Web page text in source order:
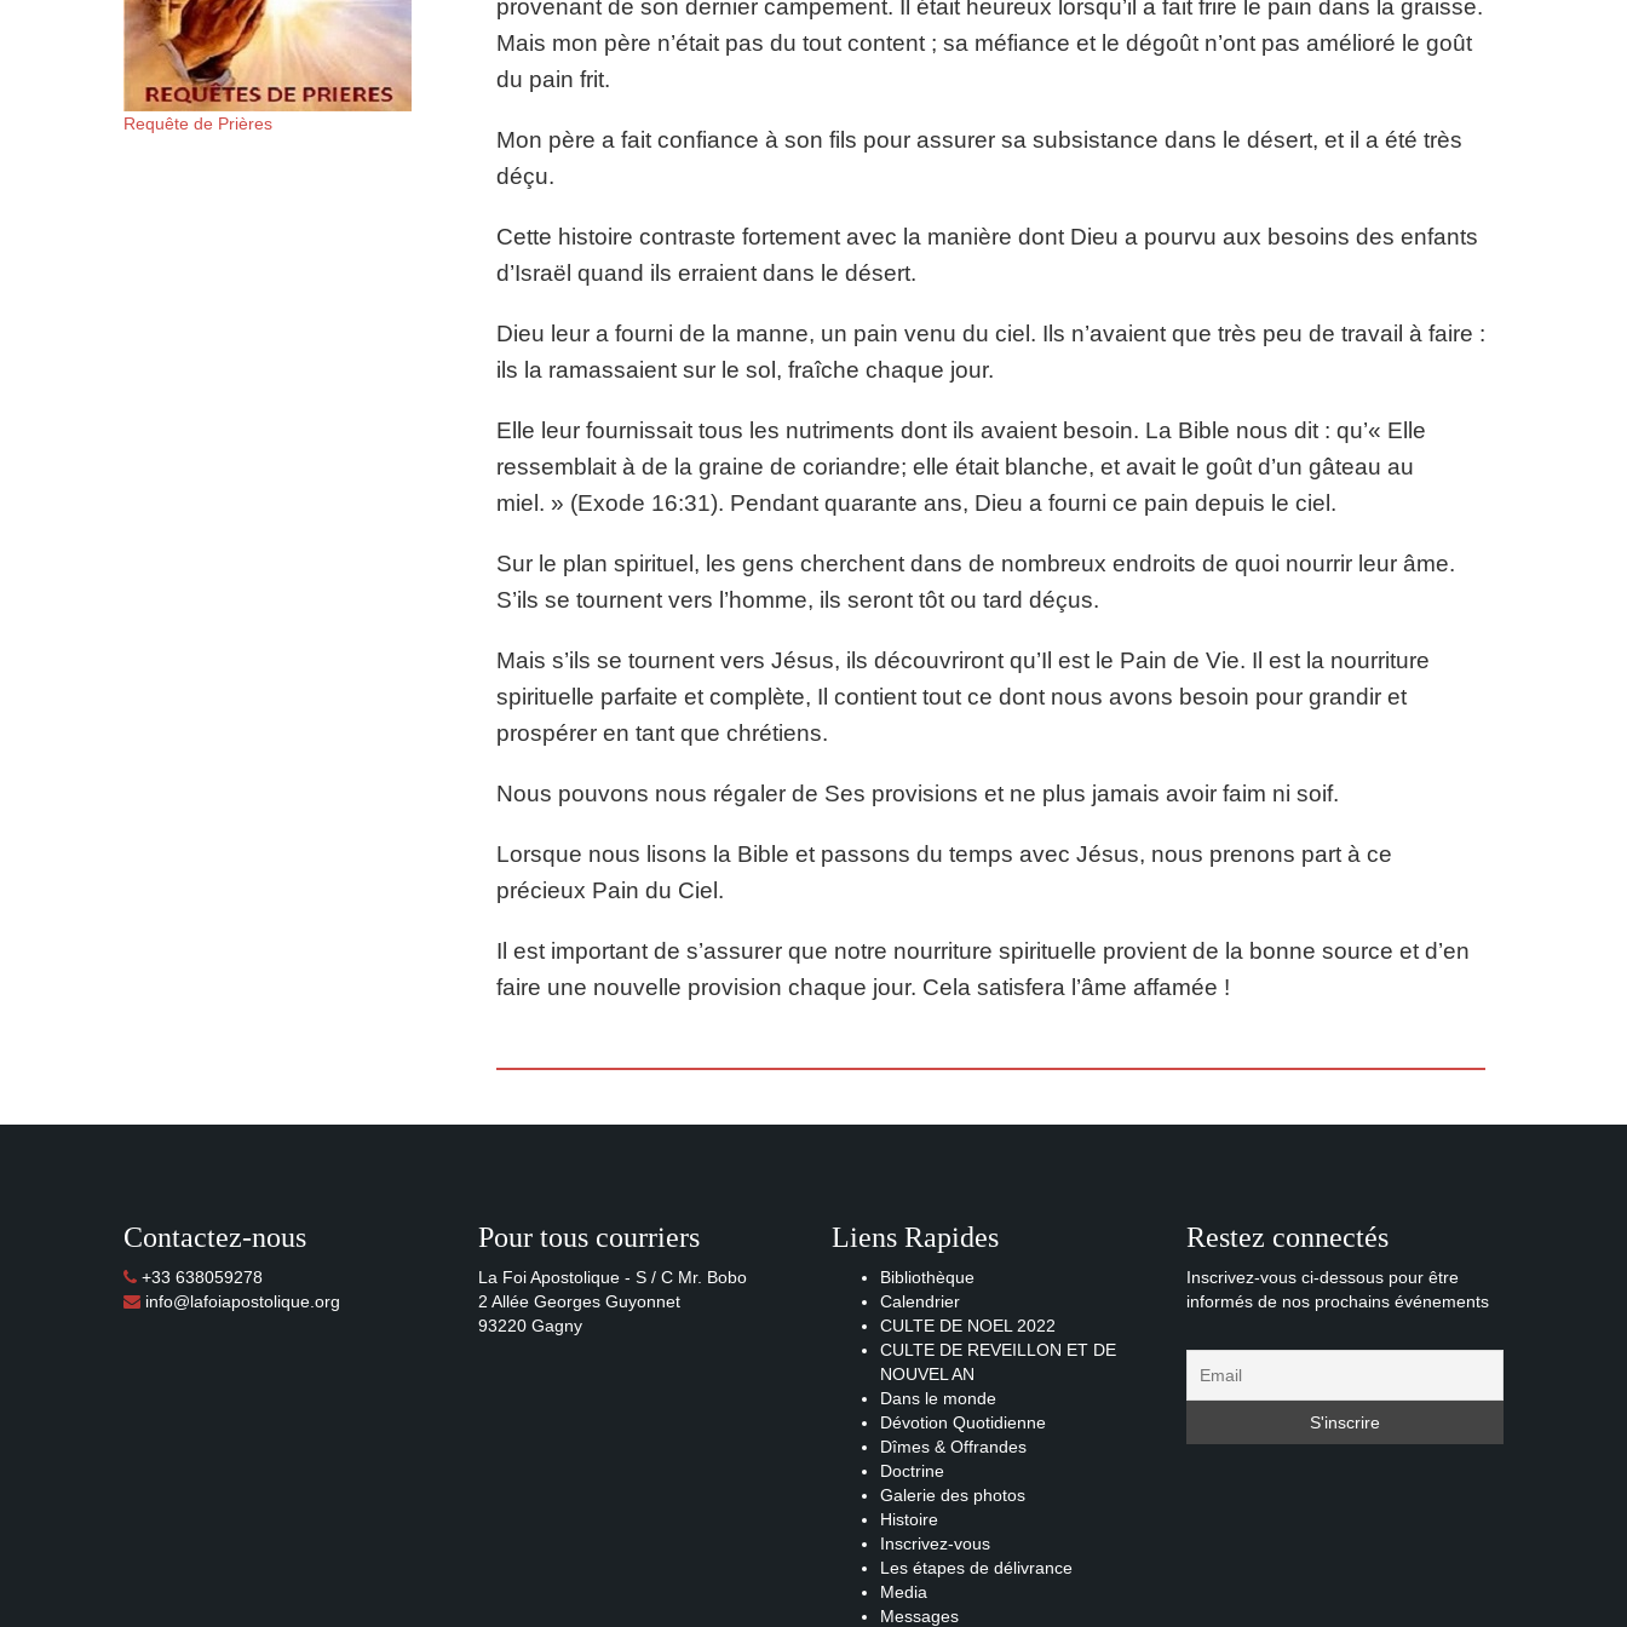
Requête de Prières
provenant de son dernier campement. Il était heureux lorsqu’il a fait frire le pain dans la graisse.
Mais mon père n’était pas du tout content ; sa méfiance et le dégoût n’ont pas amélioré le goût
du pain frit.
Mon père a fait confiance à son fils pour assurer sa subsistance dans le désert, et il a été très
déçu.
Cette histoire contraste fortement avec la manière dont Dieu a pourvu aux besoins des enfants
d’Israël quand ils erraient dans le désert.
Dieu leur a fourni de la manne, un pain venu du ciel. Ils n’avaient que très peu de travail à faire :
ils la ramassaient sur le sol, fraîche chaque jour.
Elle leur fournissait tous les nutriments dont ils avaient besoin. La Bible nous dit : qu’« Elle
ressemblait à de la graine de coriandre; elle était blanche, et avait le goût d’un gâteau au
miel. » (Exode 16:31). Pendant quarante ans, Dieu a fourni ce pain depuis le ciel.
Sur le plan spirituel, les gens cherchent dans de nombreux endroits de quoi nourrir leur âme.
S’ils se tournent vers l’homme, ils seront tôt ou tard déçus.
Mais s’ils se tournent vers Jésus, ils découvriront qu’Il est le Pain de Vie. Il est la nourriture
spirituelle parfaite et complète, Il contient tout ce dont nous avons besoin pour grandir et
prospérer en tant que chrétiens.
Nous pouvons nous régaler de Ses provisions et ne plus jamais avoir faim ni soif.
Lorsque nous lisons la Bible et passons du temps avec Jésus, nous prenons part à ce
précieux Pain du Ciel.
Il est important de s’assurer que notre nourriture spirituelle provient de la bonne source et d’en
faire une nouvelle provision chaque jour. Cela satisfera l’âme affamée !
Contactez-nous
+33 638059278
info@lafoiapostolique.org
Pour tous courriers
La Foi Apostolique - S / C Mr. Bobo
2 Allée Georges Guyonnet
93220 Gagny
Liens Rapides
Bibliothèque
Calendrier
CULTE DE NOEL 2022
CULTE DE REVEILLON ET DE
NOUVEL AN
Dans le monde
Dévotion Quotidienne
Dîmes & Offrandes
Doctrine
Galerie des photos
Histoire
Inscrivez-vous
Les étapes de délivrance
Media
Messages
Restez connectés
Inscrivez-vous ci-dessous pour être
informés de nos prochains événements